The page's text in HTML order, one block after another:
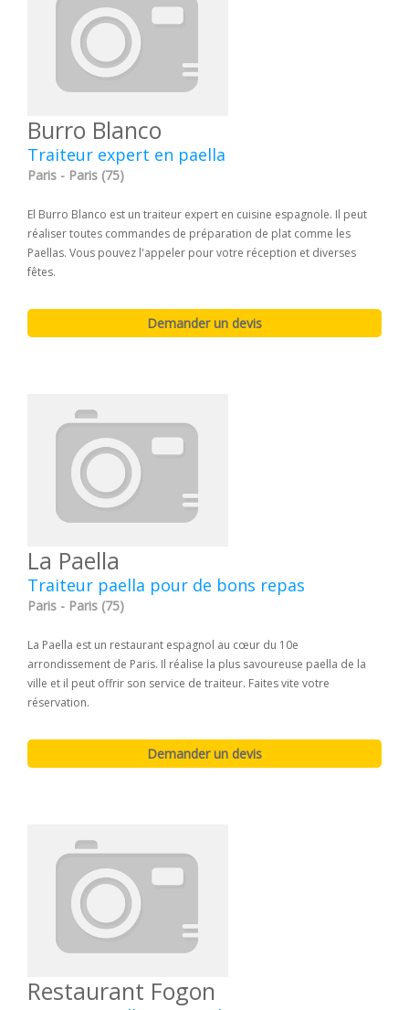
Burro Blanco
Traiteur expert en paella
Paris - Paris (75)
El Burro Blanco est un traiteur expert en cuisine espagnole. Il peut
réaliser toutes commandes de préparation de plat comme les
Paellas. Vous pouvez l'appeler pour votre réception et diverses
fêtes.
La Paella
Traiteur paella pour de bons repas
Paris - Paris (75)
La Paella est un restaurant espagnol au cœur du 10e
arrondissement de Paris. Il réalise la plus savoureuse paella de la
ville et il peut offrir son service de traiteur. Faites vite votre
réservation.
Restaurant Fogon